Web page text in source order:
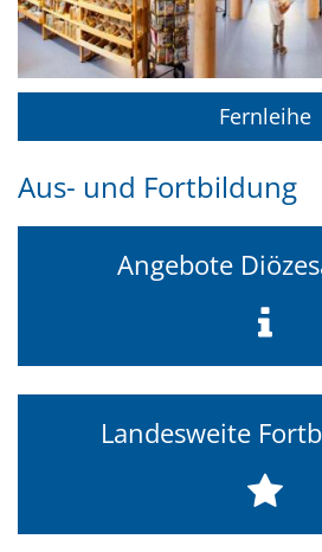
Fernleihe
Aus- und Fortbildung
Angebote
Landesweite